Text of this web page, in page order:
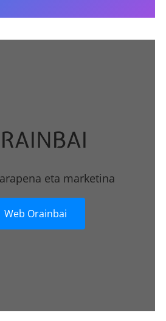
eta marketina
Web Orainbai